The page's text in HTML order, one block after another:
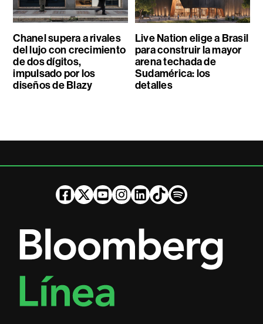
Chanel supera a rivales
del lujo con crecimiento
de dos dígitos,
impulsado por los
diseños de Blazy
Live Nation elige a Brasil
para construir la mayor
arena techada de
Sudamérica: los
detalles